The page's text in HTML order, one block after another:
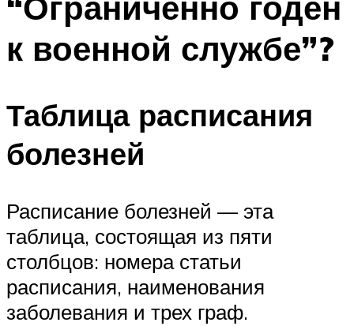
к военной службе”?
Таблица расписания
болезней
Расписание болезней — эта
таблица, состоящая из пяти
столбцов: номера статьи
расписания, наименования
заболевания и трех граф.